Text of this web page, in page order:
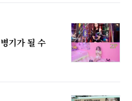
기가 될 수